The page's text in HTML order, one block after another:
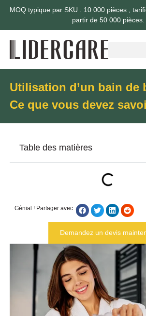
MOQ typique par SKU : 10 000 pièces ;
partir de 50 000 pièces.
Utilisation d’un bain de
Ce que vous devez
Table des matières
Génial ! Partager avec :
Demandez un devis